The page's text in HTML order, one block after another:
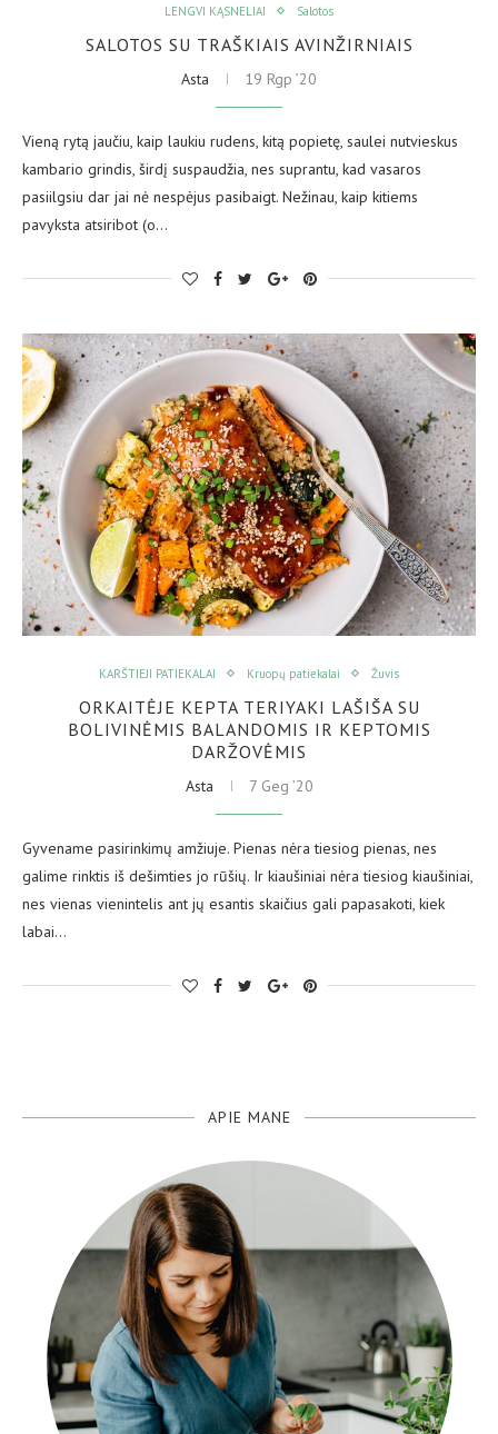
LENGVI KĄSNELIAI Salotos
SALOTOS SU TRAŠKIAIS AVINŽIRNIAIS
Asta 19 Rgp ’20
Vieną rytą jaučiu, kaip laukiu rudens, kitą popietę, saulei nutvieskus
kambario grindis, širdį suspaudžia, nes suprantu, kad vasaros
pasiilgsiu dar jai nė nespėjus pasibaigt. Nežinau, kaip kitiems
pavyksta atsiribot (o…
KARŠTIEJI PATIEKALAI Kruopų patiekalai Žuvis
ORKAITĖJE KEPTA TERIYAKI LAŠIŠA SU
BOLIVINĖMIS BALANDOMIS IR KEPTOMIS
DARŽOVĖMIS
Asta 7 Geg ’20
Gyvename pasirinkimų amžiuje. Pienas nėra tiesiog pienas, nes
galime rinktis iš dešimties jo rūšių. Ir kiaušiniai nėra tiesiog kiaušiniai,
nes vienas vienintelis ant jų esantis skaičius gali papasakoti, kiek
labai…
APIE MANE